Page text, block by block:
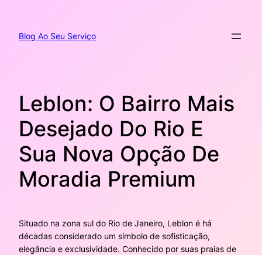
Blog Ao Seu Serviço
Leblon: O Bairro Mais
Desejado Do Rio E
Sua Nova Opção De
Moradia Premium
Situado na zona sul do Rio de Janeiro, Leblon é há
décadas considerado um símbolo de sofisticação,
elegância e exclusividade. Conhecido por suas praias de